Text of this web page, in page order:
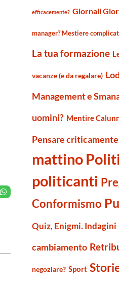
efficacemente? Giornali
manager? Mestiere
La tua formazione
vacanze (e da regalare)
Management e
uomini? Mentire
Pensare criticamente
mattino
politicanti
Conformismo
Quiz, Enigmi. Indagini
cambiamento
negoziare? Sport